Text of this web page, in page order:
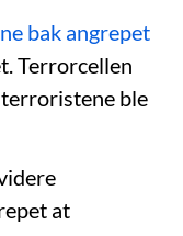
bak angrepet
Terrorcellen
terroristene ble
at